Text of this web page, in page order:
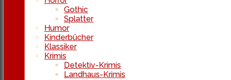
Gothic
Splatter
Humor
Kinderbücher
Klassiker
Krimis
Detektiv-Krimis
Landhaus-Krimis